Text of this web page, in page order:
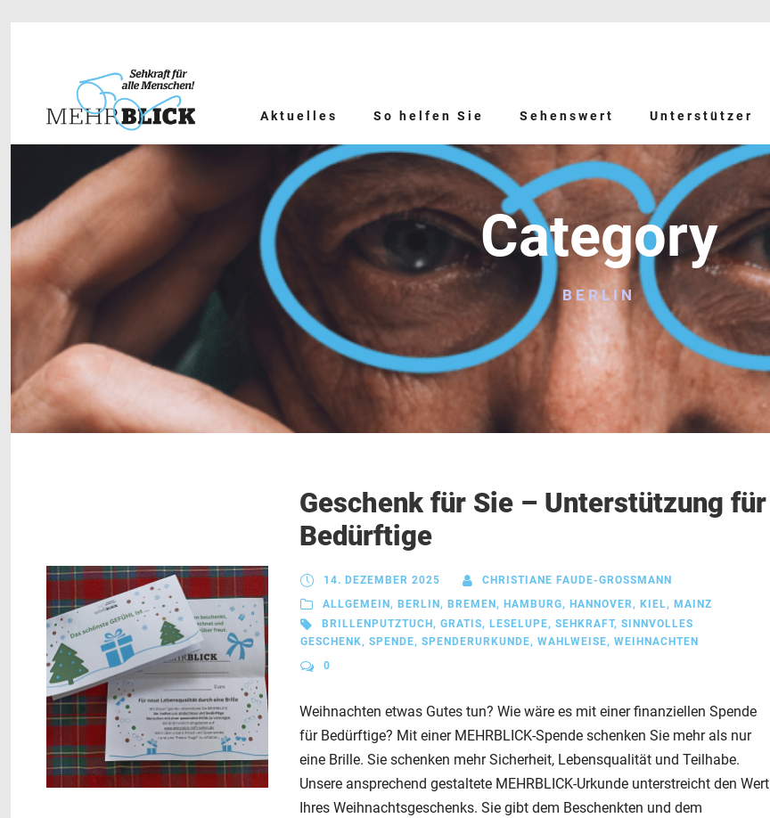
Aktuelles So helfen Sie Sehenswert Unterstützer
Category
BERLIN
Geschenk für Sie – Unterstützung für
Bedürftige
14. DEZEMBER 2025
CHRISTIANE FAUDE-GROSSMANN
ALLGEMEIN , BERLIN , BREMEN , HAMBURG, HANNOVER, KIEL, MAINZ
BRILLENPUTZTUCH , GRATIS, LESELUPE, SEHKRAFT, SINNVOLLES
GESCHENK, SPENDE, SPENDERURKUNDE, WAHLWEISE, WEIHNACHTEN
0
Weihnachten etwas Gutes tun? Wie wäre es mit einer finanziellen Spende
für Bedürftige? Mit einer MEHRBLICK-Spende schenken Sie mehr als nur
eine Brille. Sie schenken mehr Sicherheit, Lebensqualität und Teilhabe.
Unsere ansprechend gestaltete MEHRBLICK-Urkunde unterstreicht den Wert
Ihres Weihnachtsgeschenks. Sie gibt dem Beschenkten und dem